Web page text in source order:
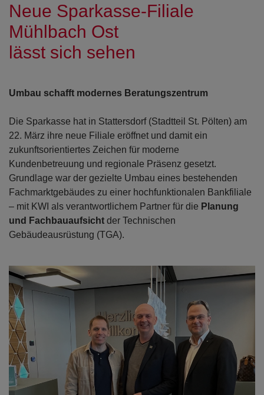
Neue Sparkasse-Filiale
Mühlbach Ost
lässt sich sehen
Umbau schafft modernes Beratungszentrum
Die Sparkasse hat in Stattersdorf (Stadtteil St. Pölten) am
22. März ihre neue Filiale eröffnet und damit ein
zukunftsorientiertes Zeichen für moderne
Kundenbetreuung und regionale Präsenz gesetzt.
Grundlage war der gezielte Umbau eines bestehenden
Fachmarktgebäudes zu einer hochfunktionalen Bankfiliale
– mit KWI als verantwortlichem Partner für die Planung
und Fachbauaufsicht der Technischen
Gebäudeausrüstung (TGA).